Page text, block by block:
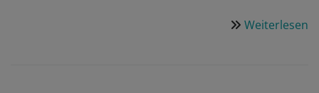
Weiterlesen